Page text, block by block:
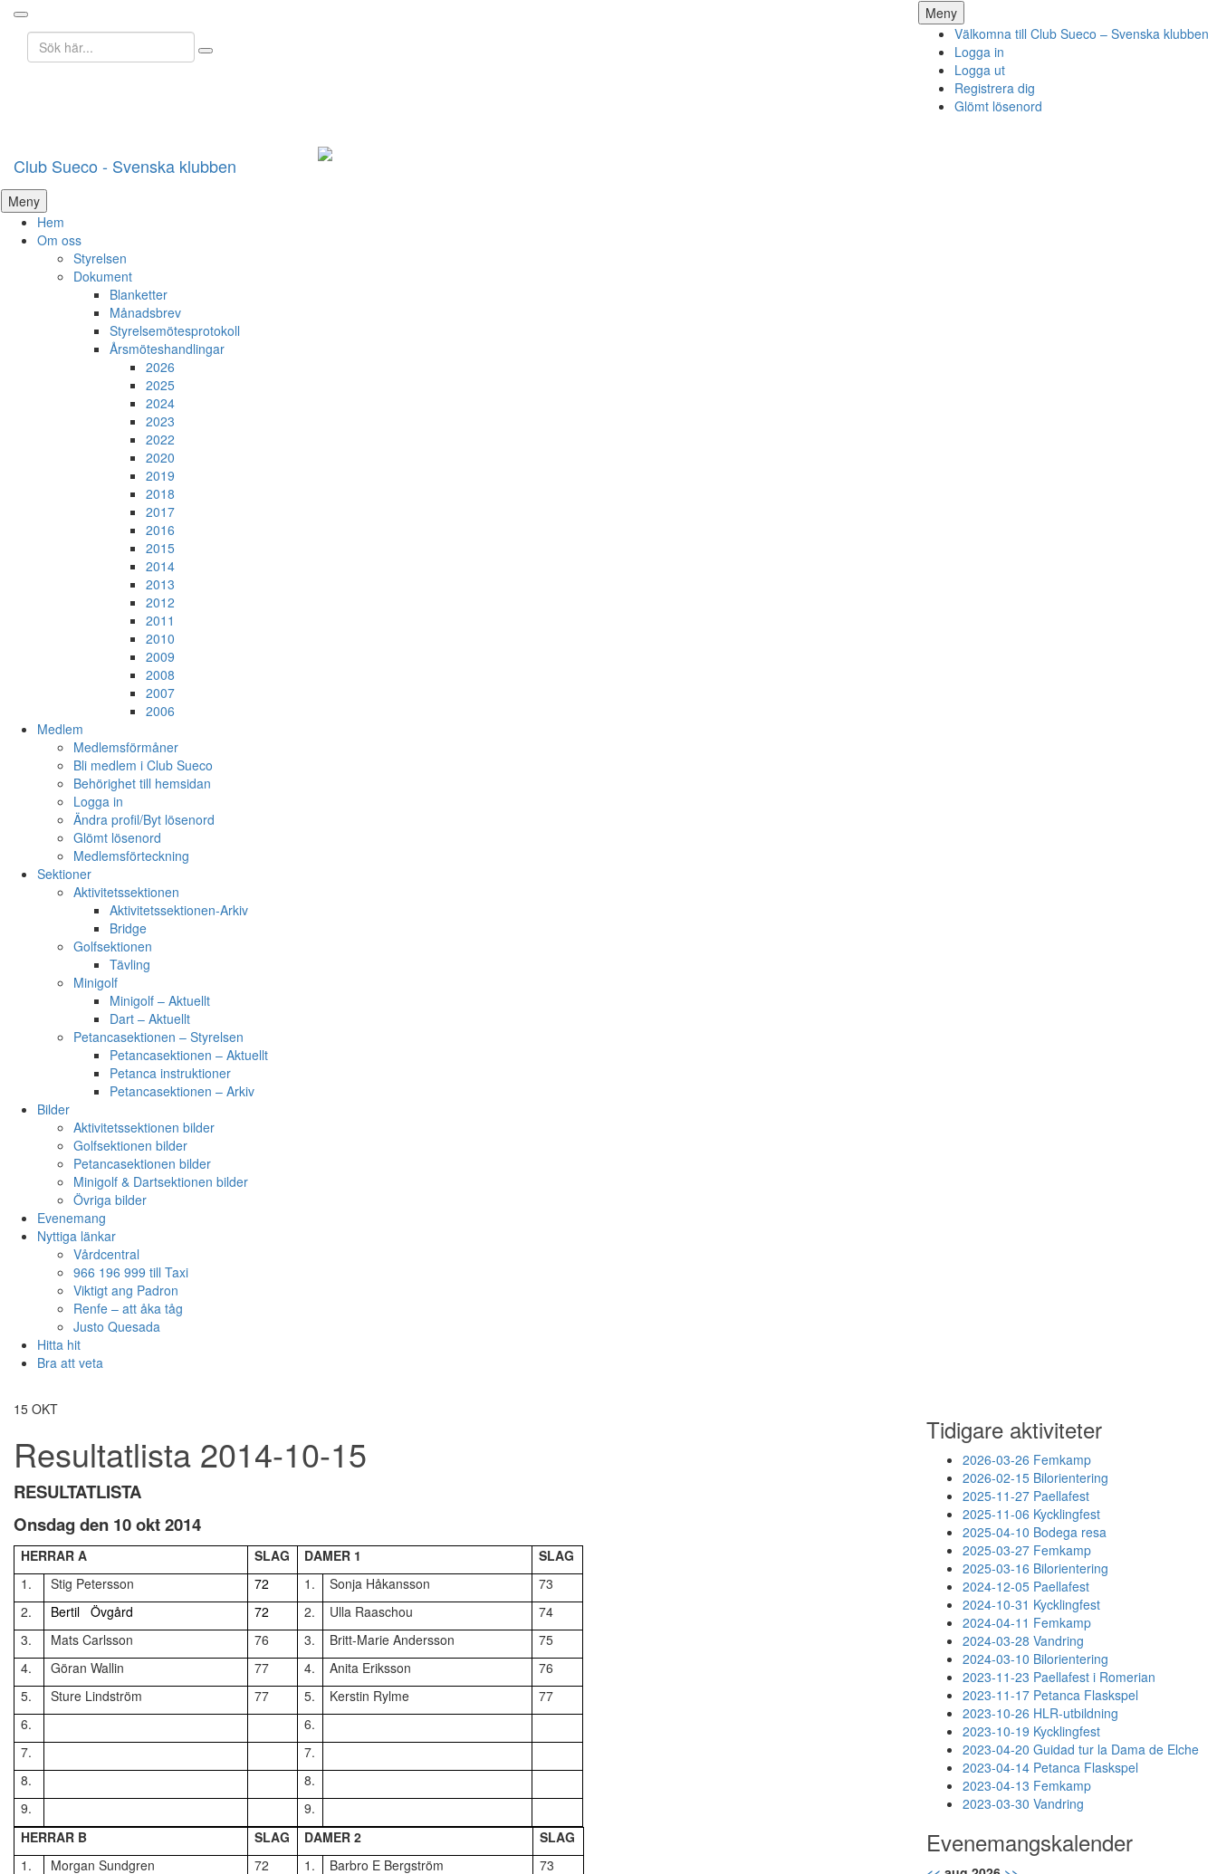
Meny Hoppa
till
innehåll
Välkomna till Club Sueco – Svenska klubben
Logga in
Logga ut
Registrera dig
Glömt lösenord
Sök
efter:
Club Sueco - Svenska klubben
Meny Hoppa
till
innehåll
Hem
Om oss
Styrelsen
Dokument
Blanketter
Månadsbrev
Styrelsemötesprotokoll
Årsmöteshandlingar
2026
2025
2024
2023
2022
2020
2019
2018
2017
2016
2015
2014
2013
2012
2011
2010
2009
2008
2007
2006
Medlem
Medlemsförmåner
Bli medlem i Club Sueco
Behörighet till hemsidan
Logga in
Ändra profil/Byt lösenord
Glömt lösenord
Medlemsförteckning
Sektioner
Aktivitetssektionen
Aktivitetssektionen-Arkiv
Bridge
Golfsektionen
Tävling
Minigolf
Minigolf – Aktuellt
Dart – Aktuellt
Petancasektionen – Styrelsen
Petancasektionen – Aktuellt
Petanca instruktioner
Petancasektionen – Arkiv
Bilder
Aktivitetssektionen bilder
Golfsektionen bilder
Petancasektionen bilder
Minigolf & Dartsektionen bilder
Övriga bilder
Evenemang
Nyttiga länkar
Vårdcentral
966 196 999 till Taxi
Viktigt ang Padron
Renfe – att åka tåg
Justo Quesada
Hitta hit
Bra att veta
15 OKT
Resultatlista 2014-10-15
RESULTATLISTA
Onsdag den 10 okt 2014
HERRAR A SLAG DAMER 1
SLAG
1.
Stig Petersson 72 1. Sonja Håkansson
73
2.
Bertil Övgård 72 2. Ulla Raaschou
74
3.
Mats Carlsson 76 3. Britt-Marie Andersson
75
4.
Göran Wallin 77 4. Anita Eriksson
76
5.
Sture Lindström 77 5. Kerstin Rylme
77
6.
6.
7.
7.
8.
8.
9.
9.
HERRAR B
SLAG DAMER 2
SLAG
1.
Morgan Sundgren 72 1. Barbro E Bergström
73
Tidigare aktiviteter
2026-03-26 Femkamp
2026-02-15 Bilorientering
2025-11-27 Paellafest
2025-11-06 Kycklingfest
2025-04-10 Bodega resa
2025-03-27 Femkamp
2025-03-16 Bilorientering
2024-12-05 Paellafest
2024-10-31 Kycklingfest
2024-04-11 Femkamp
2024-03-28 Vandring
2024-03-10 Bilorientering
2023-11-23 Paellafest i Romerian
2023-11-17 Petanca Flaskspel
2023-10-26 HLR-utbildning
2023-10-19 Kycklingfest
2023-04-20 Guidad tur la Dama de Elche
2023-04-14 Petanca Flaskspel
2023-04-13 Femkamp
2023-03-30 Vandring
Evenemangskalender